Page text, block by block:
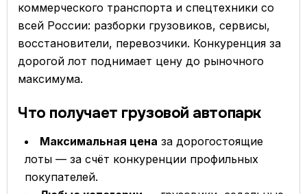
коммерческого транспорта и спецтехники со
всей России: разборки грузовиков, сервисы,
восстановители, перевозчики. Конкуренция за
дорогой лот поднимает цену до рыночного
максимума.
Что получает грузовой автопарк
Максимальная цена за дорогостоящие
лоты — за счёт конкуренции профильных
покупателей.